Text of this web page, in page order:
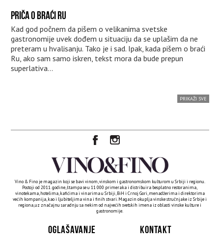
PRIČA O BRAĆI RU
Kad god počnem da pišem o velikanima svetske
gastronomije uvek dođem u situaciju da se uplašim da ne
preteram u hvalisanju. Tako je i sad. Ipak, kada pišem o braći
Ru, ako sam samo iskren, tekst mora da bude prepun
superlativa...
PRIKAŽI SVE
Vino & Fino je magazin koji se bavi vinom, vinskom i gastronomskom kulturom u Srbiji i regionu.
Postoji od 2011. godine, štampa se u 11 000 primeraka i distribuira besplatno restoranima,
vinotekama, hotelima, kafićima i vinarima u Srbiji, BiH i Crnoj Gori, menadžerima i direktorima
većih kompanija, kao i ljubiteljima vina i finih stvari. Magazin okuplja vinske stručnjake iz Srbije i
regiona, uz značajnu saradnju sa nekim od najvećih svetskih imena iz oblasti vinske kulture i
gastronomije.
OGLAŠAVANJE KONTAKT